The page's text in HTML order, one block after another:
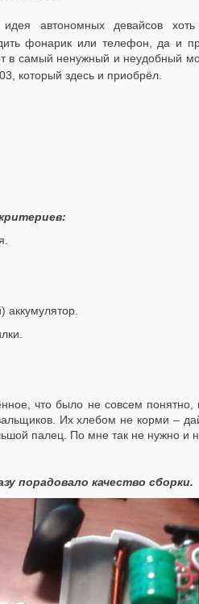
автономных девайсов
фонарик или телефон, да и
в самый ненужный и неудобный
который здесь и приобрёл.
аккумулятор.
что было не совсем
Их хлебом не корми –
палец. По мне так не нужно и
порадовало качество сборки.